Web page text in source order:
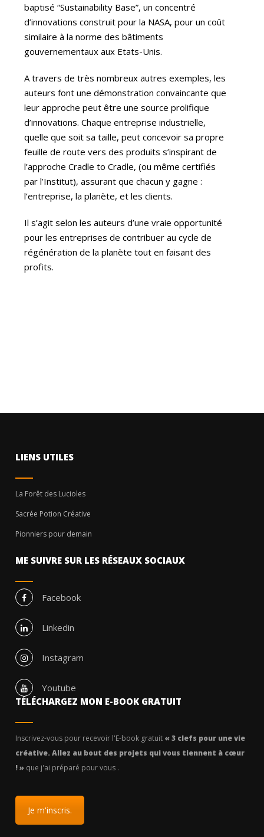
baptisé “Sustainability Base”, un concentré
d’innovations construit pour la NASA, pour un coût
similaire à la norme des bâtiments
gouvernementaux aux Etats-Unis.
A travers de très nombreux autres exemples, les
auteurs font une démonstration convaincante que
leur approche peut être une source prolifique
d’innovations. Chaque entreprise industrielle,
quelle que soit sa taille, peut concevoir sa propre
feuille de route vers des produits s’inspirant de
l’approche Cradle to Cradle, (ou même certifiés
par l’Institut), assurant que chacun y gagne :
l’entreprise, la planète, et les clients.
Il s’agit selon les auteurs d’une vraie opportunité
pour les entreprises de contribuer au cycle de
régénération de la planète tout en faisant des
profits.
LIENS UTILES
La Forêt des Lucioles
Sacrée Potion Créative
Pionniers pour demain
ME SUIVRE SUR LES RÉSEAUX SOCIAUX
Facebook
Linkedin
Instagram
Youtube
TÉLÉCHARGEZ MON E-BOOK GRATUIT
Inscrivez-vous pour recevoir l'E-book gratuit « 3 clefs pour une vie
créative. Allez au bout des projets qui vous tiennent à cœur
! » que j'ai préparé pour vous .
Je m'inscris.